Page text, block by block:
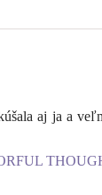
aj ja a